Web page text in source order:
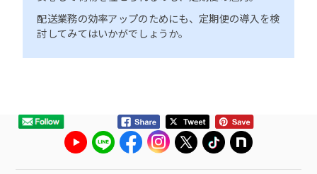
配送業務の効率アップのためにも、定期便の導入を検
討してみてはいかがでしょうか。